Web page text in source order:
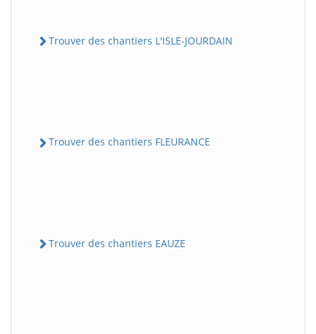
Trouver des chantiers L'ISLE-JOURDAIN
Trouver des chantiers FLEURANCE
Trouver des chantiers EAUZE